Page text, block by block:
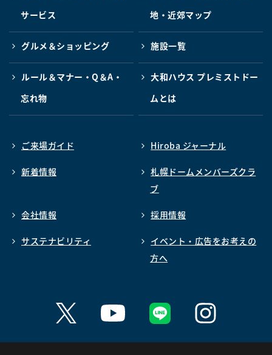
サービス
地・近郊マップ
グルメ＆ショッピング 施設一覧
ルール＆マナー・Q＆A・
忘れ物
大和ハウス プレミストドー
ムとは
ご来場ガイド Hiroba ジャーナル
新着情報
札幌ドームメンバーズクラ
ブ
会社情報 採用情報
サステナビリティ
イベント・広告をお考えの
方へ